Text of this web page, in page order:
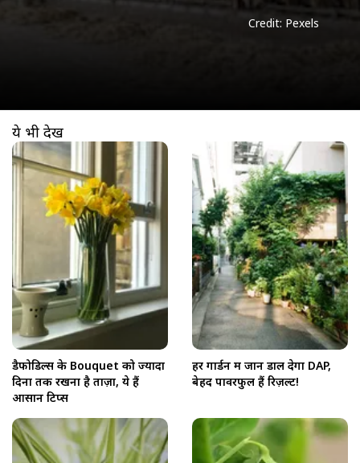
Credit: Pexels
खुल रहा है
ये भी देखें
डैफोडिल्स के Bouquet को ज्यादा
दिनों तक रखना है ताज़ा, ये हैं
आसान टिप्स
हर गार्डन में जान डाल देगा DAP,
बेहद पावरफुल हैं रिज़ल्ट!